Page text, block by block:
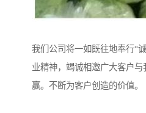
我们公司将一如既往地奉行“
业精神，竭诚相邀广大客户
赢。不断为客户创造的价值。